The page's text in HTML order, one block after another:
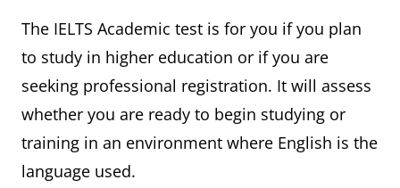
The IELTS Academic test is for you if you plan
to study in higher education or if you are
seeking professional registration. It will assess
whether you are ready to begin studying or
training in an environment where English is the
language used.